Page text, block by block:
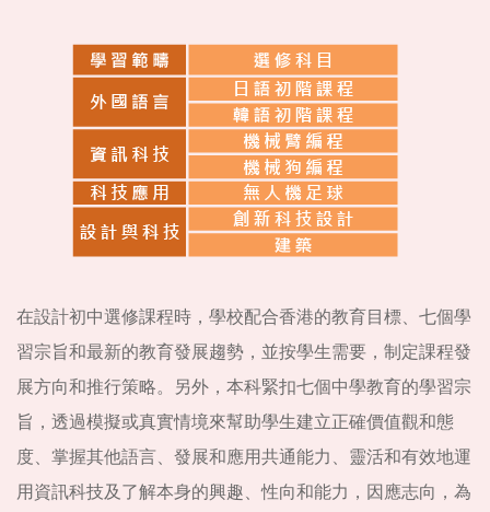
在設計初中選修課程時，學校配合香港的教育目標、七個學
習宗旨和最新的教育發展趨勢，並按學生需要，制定課程發
展方向和推行策略。另外，本科緊扣七個中學教育的學習宗
旨，透過模擬或真實情境來幫助學生建立正確價值觀和態
度、掌握其他語言、發展和應用共通能力、靈活和有效地運
用資訊科技及了解本身的興趣、性向和能力，因應志向，為